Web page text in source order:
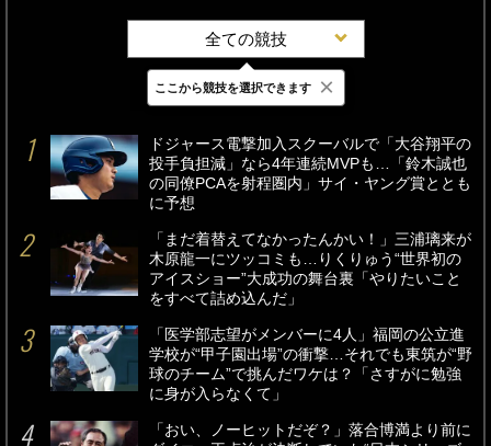
全ての競技
最新 24時間 週間
ドジャース電撃加入スクーバルで「大谷翔平の
投手負担減」なら4年連続MVPも…「鈴木誠也
の同僚PCAを射程圏内」サイ・ヤング賞ととも
に予想
「まだ着替えてなかったんかい！」三浦璃来が
木原龍一にツッコミも…りくりゅう“世界初の
アイスショー”大成功の舞台裏「やりたいこと
をすべて詰め込んだ」
「医学部志望がメンバーに4人」福岡の公立進
学校が“甲子園出場”の衝撃…それでも東筑が“野
球のチーム”で挑んだワケは？「さすがに勉強
に身が入らなくて」
「おい、ノーヒットだぞ？」落合博満より前に
ここから競技を選択できます ×